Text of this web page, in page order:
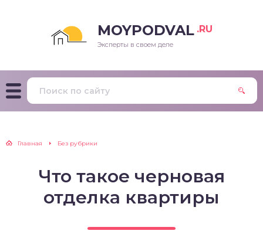
MOYPODVAL .RU
Эксперты в своем деле
Главная Без рубрики
Что такое черновая
отделка квартиры